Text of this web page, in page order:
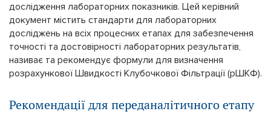
дослідження лабораторних показників. Цей керівний
документ містить стандарти для лабораторних
досліджень на всіх процесних етапах для забезпечення
точності та достовірності лабораторних результатів,
називає та рекомендує формули для визначення
розрахункової Швидкості Клубочкової Фільтрації (рШКФ).
Рекомендації для переданалітичного етапу